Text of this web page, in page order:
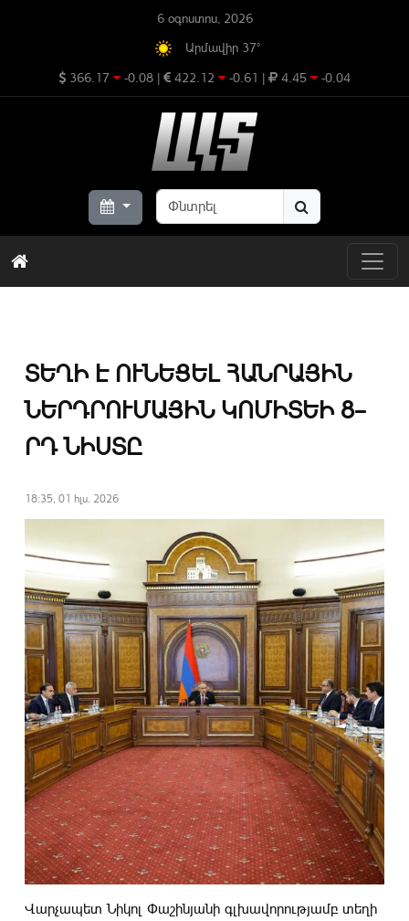
6 օգոստոս, 2026
Արմավիր 37°
366.17 -0.08 | 422.12 -0.61 | 4.45 -0.04
ՏԵՂԻ Է ՈՒՆԵՑԵԼ ՀԱՆՐԱՅԻՆ
ՆԵՐԴՐՈՒՄԱՅԻՆ ԿՈՄԻՏԵԻ 8–
ՐԴ ՆԻՍՏԸ
18:35, 01 հլս. 2026
Վարչապետ Նիկոլ Փաշինյանի գլխավորությամբ տեղի